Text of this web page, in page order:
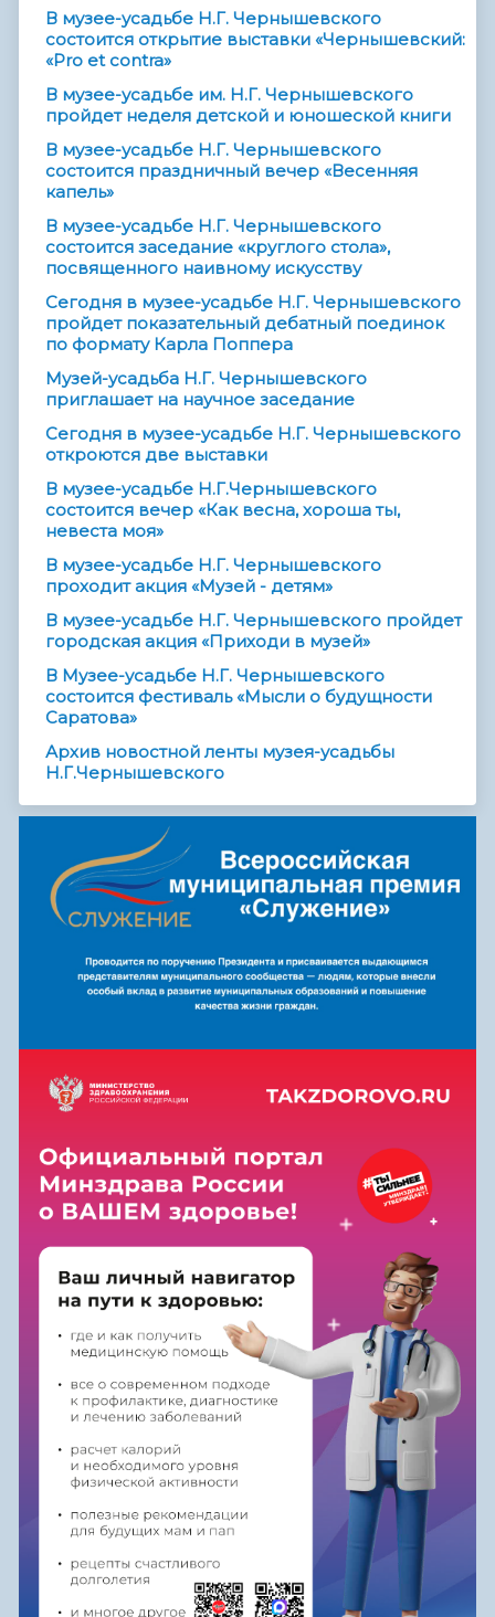
В музее-усадьбе Н.Г. Чернышевского
состоится открытие выставки «Чернышевский:
«Pro et contra»
В музее-усадьбе им. Н.Г. Чернышевского
пройдет неделя детской и юношеской книги
В музее-усадьбе Н.Г. Чернышевского
состоится праздничный вечер «Весенняя
капель»
В музее-усадьбе Н.Г. Чернышевского
состоится заседание «круглого стола»,
посвященного наивному искусству
Сегодня в музее-усадьбе Н.Г. Чернышевского
пройдет показательный дебатный поединок
по формату Карла Поппера
Музей-усадьба Н.Г. Чернышевского
приглашает на научное заседание
Сегодня в музее-усадьбе Н.Г. Чернышевского
откроются две выставки
В музее-усадьбе Н.Г.Чернышевского
состоится вечер «Как весна, хороша ты,
невеста моя»
В музее-усадьбе Н.Г. Чернышевского
проходит акция «Музей - детям»
В музее-усадьбе Н.Г. Чернышевского пройдет
городская акция «Приходи в музей»
В Музее-усадьбе Н.Г. Чернышевского
состоится фестиваль «Мысли о будущности
Саратова»
Архив новостной ленты музея-усадьбы
Н.Г.Чернышевского